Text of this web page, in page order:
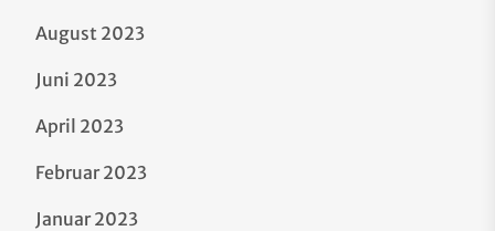
August 2023
Juni 2023
April 2023
Februar 2023
Januar 2023